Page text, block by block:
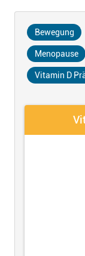
Bewegung
Menopause
Vitamin D